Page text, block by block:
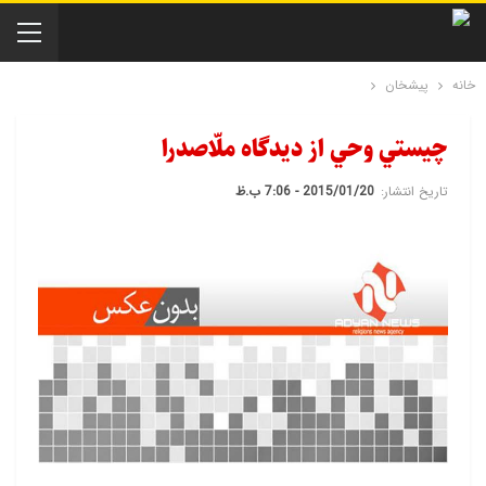
خانه پیشخان
چيستي وحي از ديدگاه ملّا‌صدرا
تاریخ انتشار: 2015/01/20 - 7:06 ب.ظ